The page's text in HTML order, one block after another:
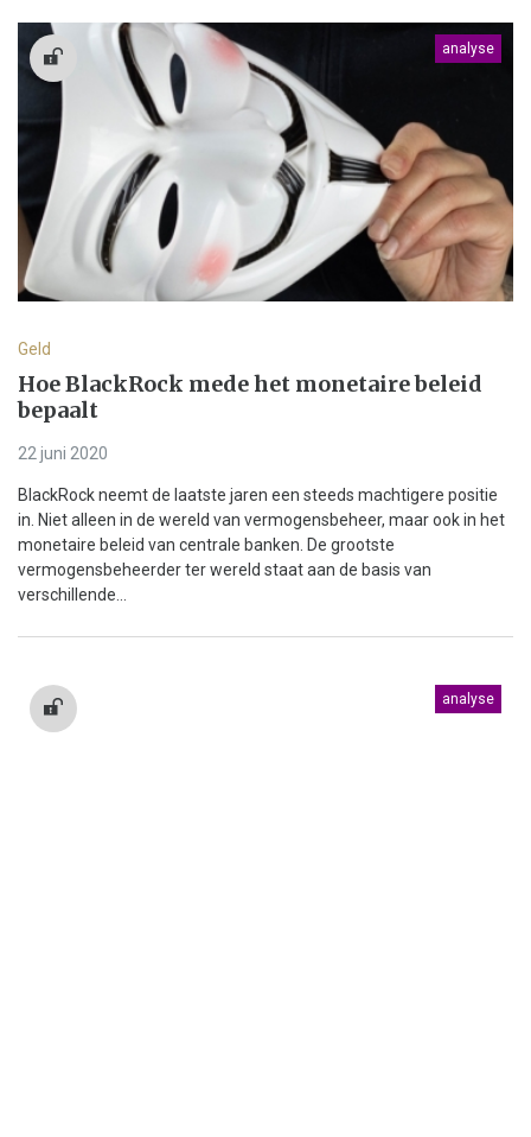
analyse
Geld
Hoe BlackRock mede het monetaire beleid
bepaalt
22 juni 2020
BlackRock neemt de laatste jaren een steeds machtigere positie
in. Niet alleen in de wereld van vermogensbeheer, maar ook in het
monetaire beleid van centrale banken. De grootste
vermogensbeheerder ter wereld staat aan de basis van
verschillende...
analyse